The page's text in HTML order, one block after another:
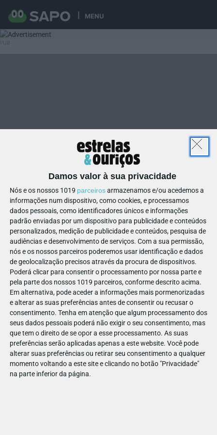
MENU
Damos valor à sua privacidade
Nós e os nossos 1019 parceirosarmazenamos e/ou acedemos a
informações num dispositivo, como cookies, e processamos
dados pessoais, como identificadores únicos e informações
padrão enviadas por um dispositivo para publicidade e conteúdos
personalizados, medição de publicidade e conteúdos, pesquisa de
audiências e desenvolvimento de serviços. Com a sua permissão,
nós e os nossos parceiros poderemos usar identificação e dados
de geolocalização precisos através da procura de dispositivos.
Poderá clicar para consentir o processamento por nossa parte e
pela parte dos nossos 1019 parceiros, conforme descrito acima.
Em alternativa, pode aceder a informações mais pormenorizadas
e alterar as suas preferências antes de consentir ou recusar o
consentimento. Tenha em atenção que algum processamento dos
seus dados pessoais poderá não exigir o seu consentimento, mas
que tem o direito de se opor a esse processamento. As suas
preferências serão aplicadas apenas a este website. Você pode
alterar suas preferências ou retirar seu consentimento a qualquer
momento voltando a este site e clicando no botão "Privacidade"
na parte inferior da página.
17
312731953100706